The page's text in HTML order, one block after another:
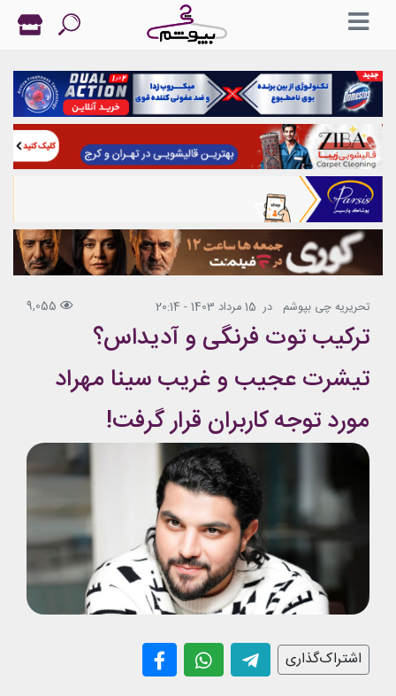
تحریریه چی بپوشم در 15 مرداد 1403 - 20:14 9,055
ترکیب توت فرنگی و آدیداس؟
تیشرت عجیب و غریب سینا مهراد
مورد توجه کاربران قرار گرفت!
اشتراک‌گذاری